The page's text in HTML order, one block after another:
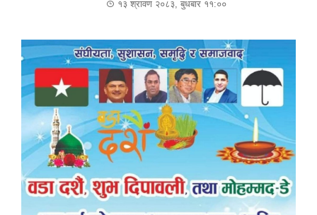
१३ श्रावण २०८३, बुधबार ११:००